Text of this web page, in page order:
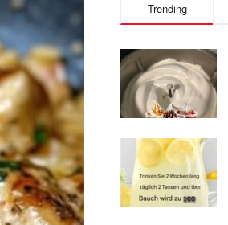
Trending